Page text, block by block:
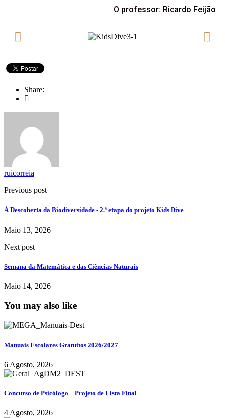
O professor: Ricardo Feijão
Share:
ruicorreia
Previous post
À Descoberta da Biodiversidade - 2.ª etapa do projeto Kids Dive
Maio 13, 2026
Next post
Semana da Matemática e das Ciências Naturais
Maio 14, 2026
You may also like
Manuais Escolares Gratuitos 2026/2027
6 Agosto, 2026
Concurso de Psicólogo – Projeto de Lista Final
4 Agosto, 2026